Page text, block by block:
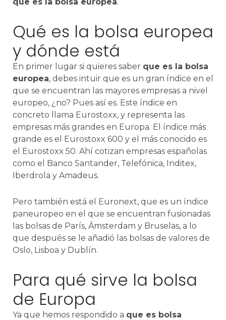
Qué es la bolsa europea
y dónde está
En primer lugar si quieres saber que es la bolsa
europea, debes intuir que es un gran índice en el
que se encuentran las mayores empresas a nivel
europeo, ¿no? Pues así es. Este índice en
concreto llama Eurostoxx, y representa las
empresas más grandes en Europa. El índice más
grande es el Eurostoxx 600 y el más conocido es
el Eurostoxx 50. Ahí cotizan empresas españolas
como el Banco Santander, Telefónica, Inditex,
Iberdrola y Amadeus.
Pero también está el Euronext, que es un índice
paneuropeo en el que se encuentran fusionadas
las bolsas de París, Ámsterdam y Bruselas, a lo
que después se le añadió las bolsas de valores de
Oslo, Lisboa y Dublín.
Para qué sirve la bolsa
de Europa
Ya que hemos respondido a que es bolsa